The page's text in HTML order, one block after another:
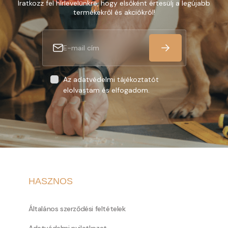
Iratkozz fel hírlevelünkre, hogy elsőként értesülj a legújabb
termékekről és akciókról!
Az adatvédelmi tájékoztatót
elolvastam és elfogadom.
HASZNOS
Általános szerződési feltételek